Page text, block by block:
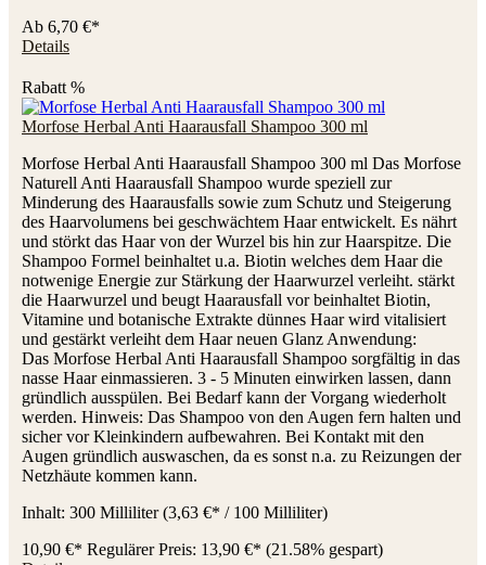
Ab 6,70 €*
Details
Rabatt %
Morfose Herbal Anti Haarausfall Shampoo 300 ml
Morfose Herbal Anti Haarausfall Shampoo 300 ml Das Morfose
Naturell Anti Haarausfall Shampoo wurde speziell zur
Minderung des Haarausfalls sowie zum Schutz und Steigerung
des Haarvolumens bei geschwächtem Haar entwickelt. Es nährt
und störkt das Haar von der Wurzel bis hin zur Haarspitze. Die
Shampoo Formel beinhaltet u.a. Biotin welches dem Haar die
notwenige Energie zur Stärkung der Haarwurzel verleiht. stärkt
die Haarwurzel und beugt Haarausfall vor beinhaltet Biotin,
Vitamine und botanische Extrakte dünnes Haar wird vitalisiert
und gestärkt verleiht dem Haar neuen Glanz Anwendung:
Das Morfose Herbal Anti Haarausfall Shampoo sorgfältig in das
nasse Haar einmassieren. 3 - 5 Minuten einwirken lassen, dann
gründlich ausspülen. Bei Bedarf kann der Vorgang wiederholt
werden. Hinweis: Das Shampoo von den Augen fern halten und
sicher vor Kleinkindern aufbewahren. Bei Kontakt mit den
Augen gründlich auswaschen, da es sonst n.a. zu Reizungen der
Netzhäute kommen kann.
Inhalt: 300 Milliliter(3,63 €* / 100 Milliliter)
10,90 €* Regulärer Preis: 13,90 €* (21.58% gespart)